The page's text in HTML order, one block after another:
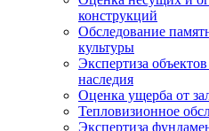
конструкций
Обследование
культуры
Экспертиза
наследия
Оценка ущерба от
Тепловизионное
Экспертиза